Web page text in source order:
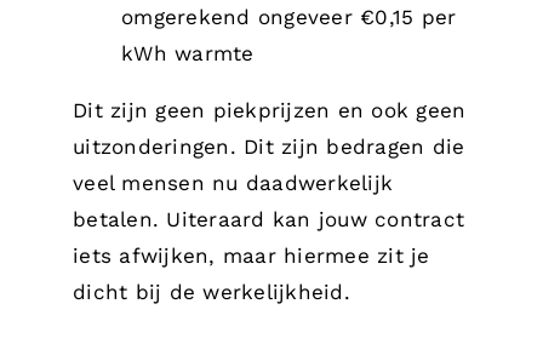
omgerekend ongeveer €0,15 per
kWh warmte
Dit zijn geen piekprijzen en ook geen
uitzonderingen. Dit zijn bedragen die
veel mensen nu daadwerkelijk
betalen. Uiteraard kan jouw contract
iets afwijken, maar hiermee zit je
dicht bij de werkelijkheid.